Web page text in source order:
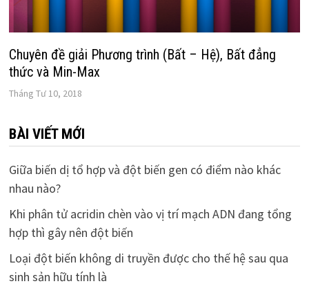
Chuyên đề giải Phương trình (Bất – Hệ), Bất đẳng
thức và Min-Max
Tháng Tư 10, 2018
BÀI VIẾT MỚI
Giữa biến dị tổ hợp và đột biến gen có điểm nào khác
nhau nào?
Khi phân tử acridin chèn vào vị trí mạch ADN đang tổng
hợp thì gây nên đột biến
Loại đột biến không di truyền được cho thế hệ sau qua
sinh sản hữu tính là